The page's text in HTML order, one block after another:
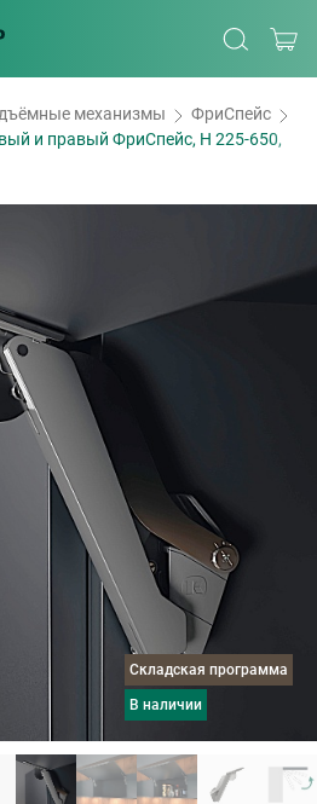
механизмы
ФриСпейс
и правый ФриСпейс, H 225-650,
Складская программа
в наличии